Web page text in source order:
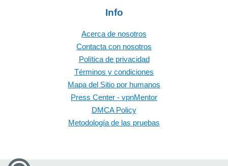
Info
Acerca de nosotros
Contacta con nosotros
Política de privacidad
Términos y condiciones
Mapa del Sitio por humanos
Press Center - vpnMentor
DMCA Policy
Metodología de las pruebas